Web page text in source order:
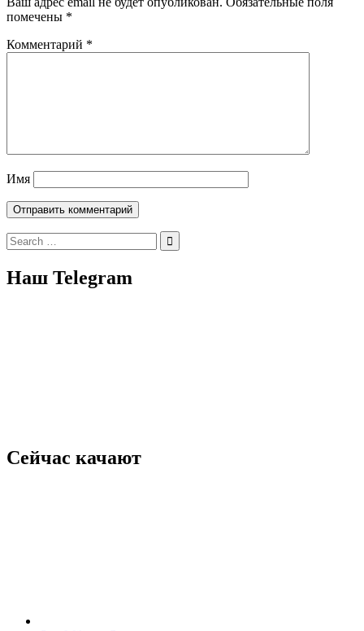
помечены *
Комментарий *
Имя
Search
for:
Наш Telegram
Сейчас качают